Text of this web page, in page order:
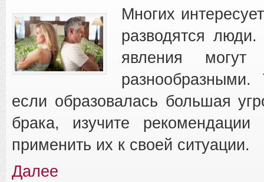
Многих
разводятся
явления
если образовалась большая
брака, изучите рекомендации
применить их к своей ситуации.
Далее